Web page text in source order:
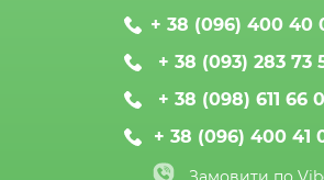
+ 38 (096) 400 40
+ 38 (093) 283 73
+ 38 (098) 611 66
+ 38 (096) 400 41